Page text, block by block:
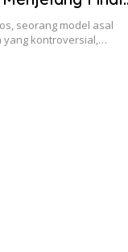
seorang model asal
yang kontroversial,…